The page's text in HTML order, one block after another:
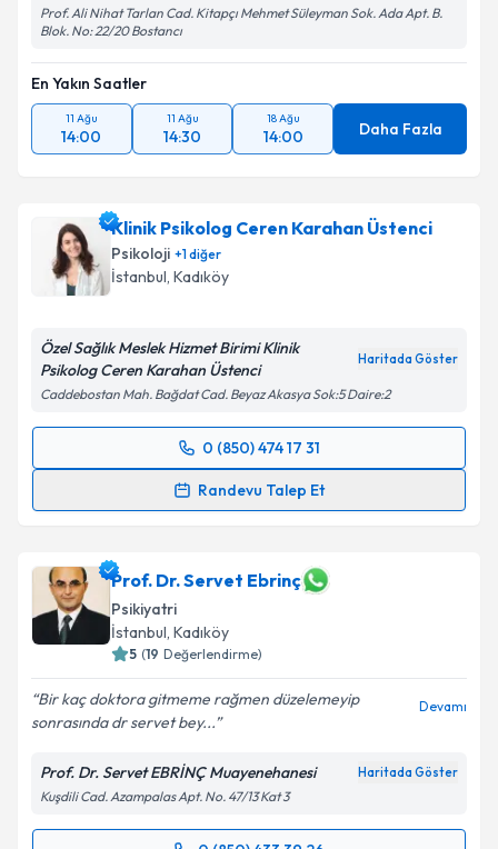
Prof. Ali Nihat Tarlan Cad. Kitapçı Mehmet Süleyman Sok. Ada Apt. B.
Blok. No: 22/20 Bostancı
En Yakın Saatler
11 Ağu
14:00
11 Ağu
14:30
18 Ağu
14:00 Daha Fazla
Klinik Psikolog Ceren Karahan Üstenci
Psikoloji +1diğer
İstanbul, Kadıköy
Özel Sağlık Meslek Hizmet Birimi Klinik
Psikolog Ceren Karahan Üstenci
Haritada Göster
Caddebostan Mah. Bağdat Cad. Beyaz Akasya Sok:5 Daire:2
0 (850) 474 17 31
Randevu Talep Et
Randevu Takvimi Talebi
randevu almanız için bir takvim hazırlandığında e-
posta ile bilgilendireceğiz.
E-posta Adresiniz
Metni'ni okudum ve kişisel verilerimin belirtilen
kapsamda işlenmesini kabul ediyorum.
Prof. Dr. Servet Ebrinç
Psikiyatri
İstanbul, Kadıköy
5 (19 Değerlendirme)
Bir kaç doktora gitmeme rağmen düzelemeyip
sonrasında dr servet bey...
Devamı
Prof. Dr. Servet EBRİNÇ Muayenehanesi Haritada Göster
Kuşdili Cad. Azampalas Apt. No. 47/13 Kat 3